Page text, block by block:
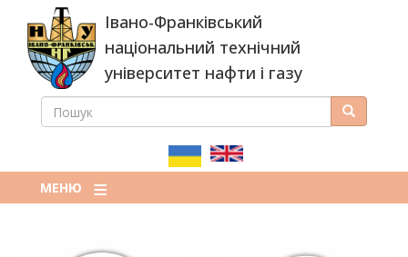
основного
вмісту
Івано-Франківський
національний технічний
університет нафти і газу
ПОШУКОВА
ПОШУК Пошук
МЕНЮ